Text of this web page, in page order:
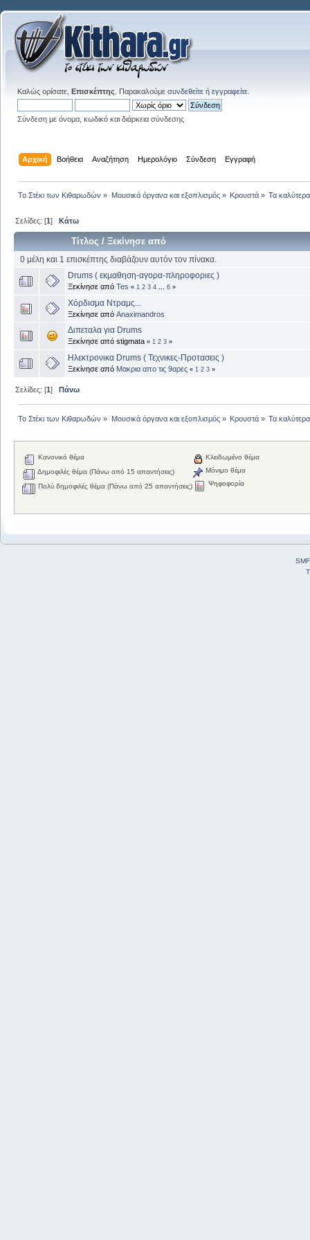
Καλώς ορίσατε, Επισκέπτης . Παρακαλούμε συνδεθείτε ή εγγραφείτε
Σύνδεση με όνομα, κωδικό και διάρκεια σύνδεσης
Αρχική Βοήθεια Αναζήτηση Ημερολόγιο Σύνδεση Εγγραφή
Το Στέκι των Κιθαρωδών » Μουσικά όργανα και εξοπλισμός» Κρουστά» Τα
Σελίδες: [1]Κάτω
Τίτλος /Ξεκίνησε από
0 μέλη και 1 επισκέπτης διαβάζουν αυτόν τον πίνακα.
Drums ( εκμαθηση-αγορα-πληροφοριες )
Ξεκίνησε από Tes « 1 2 3 4 6 »
Χόρδισμα Ντραμς...
Ξεκίνησε από Anaximandros
Διπεταλα για Drums
Ξεκίνησε από stigmata « 1 2 3 »
Ηλεκτρονικα Drums ( Τεχνικες-Προτασεις )
Ξεκίνησε από Μακρια απο τις 9αρες « 1 2 3 »
Σελίδες: [1]Πάνω
Το Στέκι των Κιθαρωδών » Μουσικά όργανα και εξοπλισμός» Κρουστά» Τα
Κανονικό θέμα
Δημοφιλές θέμα (Πάνω από 15 απαντήσεις)
Πολύ δημοφιλές θέμα (Πάνω από 25 απαντήσεις)
Κλειδωμένο θέμα
Μόνιμο θέμα
Ψηφοφορία